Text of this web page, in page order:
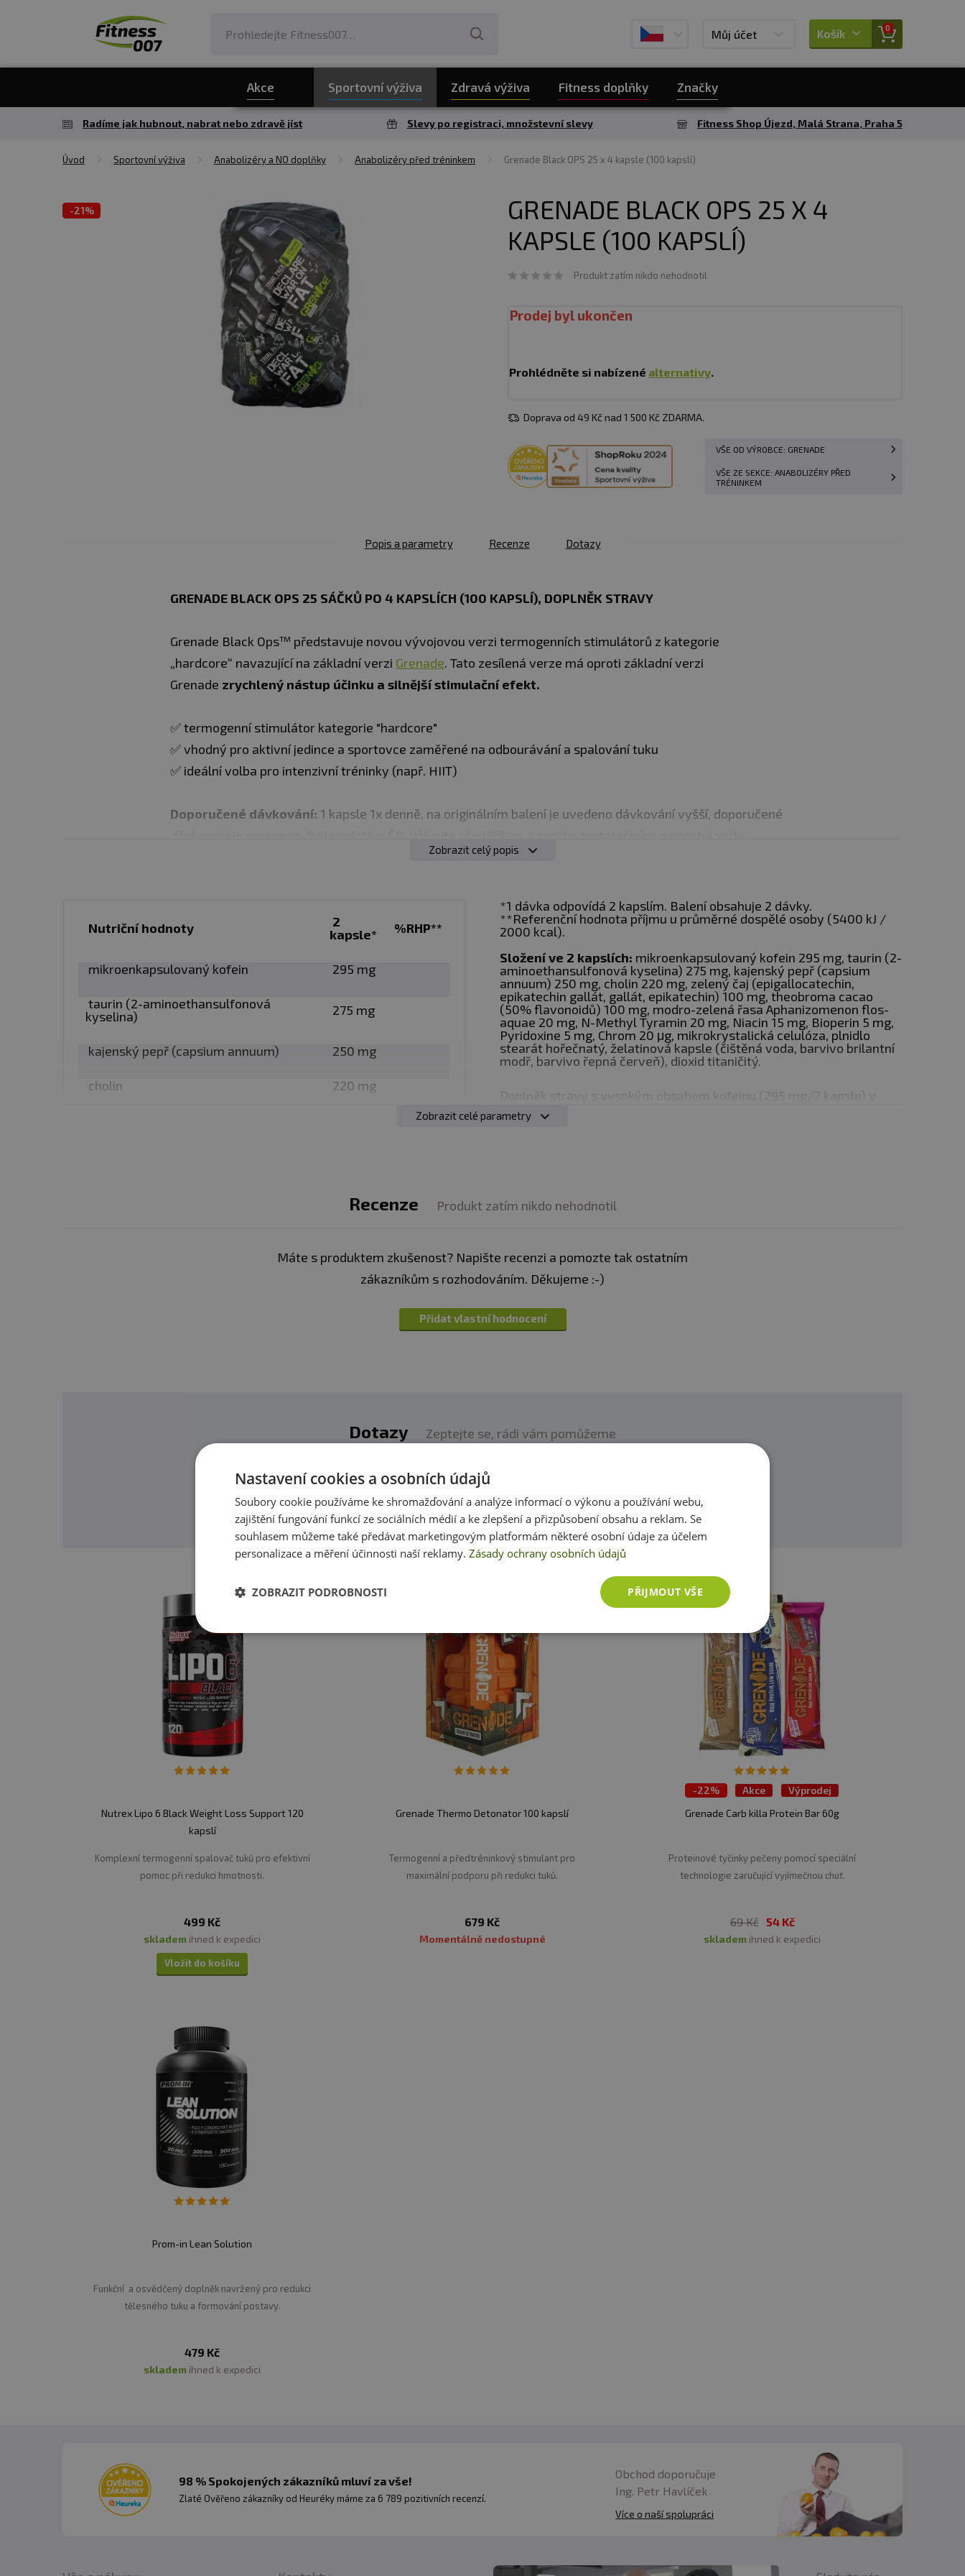
Můj účet Košík 0
Akce Sportovní výživa Zdravá výživa Fitness doplňky Značky
Radíme jak hubnout, nabrat nebo zdravě jíst Slevy po registraci, množstevní slevy Fitness Shop Újezd, Malá Strana, Praha 5
Úvod Sportovní výživa Anabolizéry a NO doplňky Anabolizéry před tréninkem Grenade Black OPS 25 x 4 kapsle (100 kapslí)
-21%
GRENADE BLACK OPS 25 X 4
KAPSLE (100 KAPSLÍ)
Produkt zatím nikdo nehodnotil
Prodej byl ukončen
Prohlédněte si nabízené alternativy.
Doprava od 49 Kč nad 1 500 Kč ZDARMA.
VŠE OD VÝROBCE: GRENADE
VŠE ZE SEKCE: ANABOLIZÉRY PŘED
TRÉNINKEM
Popis a parametry Recenze Dotazy
GRENADE BLACK OPS 25 SÁČKŮ PO 4 KAPSLÍCH (100 KAPSLÍ), DOPLNĚK STRAVY
Grenade Black Ops™ představuje novou vývojovou verzi termogenních stimulátorů z kategorie
„hardcore“ navazující na základní verzi Grenade. Tato zesílená verze má oproti základní verzi
Grenade zrychlený nástup účinku a silnější stimulační efekt.
✅ termogenní stimulátor kategorie "hardcore"
✅ vhodný pro aktivní jedince a sportovce zaměřené na odbourávání a spalování tuku
✅ ideální volba pro intenzivní tréninky (např. HIIT)
Doporučené dávkování: 1 kapsle 1x denně, na originálním balení je uvedeno dávkování vyšší, doporučené
vysokým obsahem kofeinu (295 mg/2 kapsle)
v kapslích. Není vhodné pro
děti a mladistvé, těhotné a kojící ženy. Obsahuje kofein a další silné stimulátory! Nepřekračujte doporučené
denní dávkování. Ukládejte mimo dosah dětí. Nenahrazuje pestrou stravu. Skladujte na suchém místě.
Alergeny ve složení produktutučnězvýrazněny.
Zobrazit celý popis
Nutriční hodnoty
2
kapsle*
%RHP**
mikroenkapsulovaný kofein 295 mg
taurin (2-aminoethansulfonová
kyselina)
275 mg
kajenský pepř (capsium annuum) 250 mg
cholin 220 mg
20 mg
20 mg
15 mg 94%
*1 dávka odpovídá 2 kapslím. Balení obsahuje 2 dávky.
**Referenční hodnota příjmu u průměrné dospělé osoby (5400 kJ /
2000 kcal).
Složení ve 2 kapslích: mikroenkapsulovaný kofein 295 mg, taurin (2-
aminoethansulfonová kyselina) 275 mg, kajenský pepř (capsium
annuum) 250 mg, cholin 220 mg, zelený čaj (epigallocatechin,
epikatechin gallát, gallát, epikatechin) 100 mg, theobroma cacao
(50% flavonoidů) 100 mg, modro-zelená řasa Aphanizomenon flos-
aquae 20 mg, N-Methyl Tyramin 20 mg, Niacin 15 mg, Bioperin 5 mg,
Pyridoxine 5 mg, Chrom 20 μg, mikrokrystalická celulóza, plnidlo
stearát hořečnatý, želatinová kapsle (čištěná voda, barvivo brilantní
modř, barvivo řepná červeň), dioxid titaničitý.
Doplněk stravy s vysokým obsahem kofeinu (295 mg/2 kapsle) v
kapslích. Není vhodné pro děti a mladistvé, těhotné a kojící ženy.
Zobrazit celé parametry
Recenze Produkt zatím nikdo nehodnotil
Máte s produktem zkušenost? Napište recenzi a pomozte tak ostatním
zákazníkům s rozhodováním. Děkujeme :-)
Přidat vlastní hodnocení
Dotazy Zeptejte se, rádi vám pomůžeme
O našich produktech víme skoro vše. Zeptejte se, rádi vám pomůžeme.
Přidat dotaz
Nutrex Lipo 6 Black Weight Loss Support 120
kapslí
Komplexní termogenní spalovač tuků pro efektivní
pomoc při redukci hmotnosti.
499 Kč
skladem ihned k expedici
Vložit do košíku
Grenade Thermo Detonator 100 kapslí
Termogenní a předtréninkový stimulant pro
maximální podporu při redukci tuků.
679 Kč
Momentálně nedostupné
-22% Akce
Výprodej
Grenade Carb killa Protein Bar 60g
Proteinové tyčinky pečeny pomocí speciální
technologie zaručující vyjímečnou chuť.
69 Kč 54 Kč
skladem ihned k expedici
Prom-in Lean Solution
Funkční a osvědčený doplněk navržený pro redukci
tělesného tuku a formování postavy.
479 Kč
skladem ihned k expedici
98 % Spokojených zákazníků mluví za vše!
Zlaté Ověřeno zákazníky od Heuréky máme za 6 789 pozitivních recenzí.
Obchod doporučuje
Ing. Petr Havlíček
Více o naší spolupráci
Nastavení cookies a osobních údajů
Soubory cookie používáme ke shromažďování a analýze informací o výkonu a používání webu,
zajištění fungování funkcí ze sociálních médií a ke zlepšení a přizpůsobení obsahu a reklam. Se
souhlasem můžeme také předávat marketingovým platformám některé osobní údaje za účelem
personalizace a měření účinnosti naší reklamy. Zásady ochrany osobních údajů
PŘIJMOUT VŠE
ZOBRAZIT PODROBNOSTI